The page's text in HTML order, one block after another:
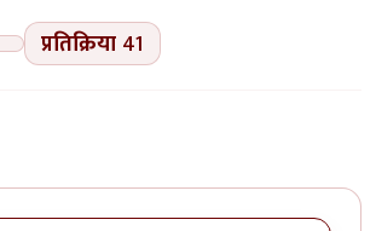
प्रतिक्रिया 41